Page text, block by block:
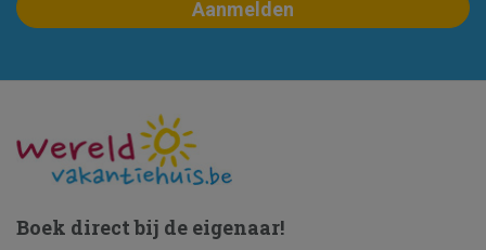
Boek direct bij de eigenaar!